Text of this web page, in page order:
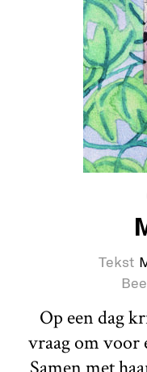
Tekst
Op een dag
vraag om voor